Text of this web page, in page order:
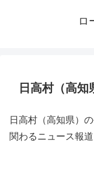
ロ
日高村（高
日高村（高知県）
関わるニュース報